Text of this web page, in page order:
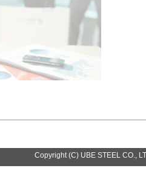
Copyright (C) UBE STEEL CO.,